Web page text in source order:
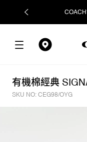
有機棉經典
SKU NO: CEG98/OYG